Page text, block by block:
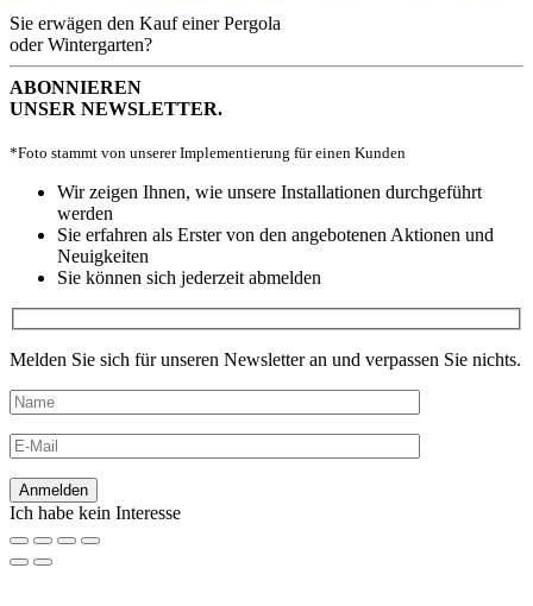
Sie erwägen den Kauf einer Pergola
oder Wintergarten?
ABONNIEREN
UNSER NEWSLETTER.
*Foto stammt von unserer Implementierung für einen Kunden
Wir zeigen Ihnen, wie unsere Installationen durchgeführt
werden
Sie erfahren als Erster von den angebotenen Aktionen und
Neuigkeiten
Sie können sich jederzeit abmelden
Melden Sie sich für unseren Newsletter an und verpassen Sie nichts.
Ich habe kein Interesse